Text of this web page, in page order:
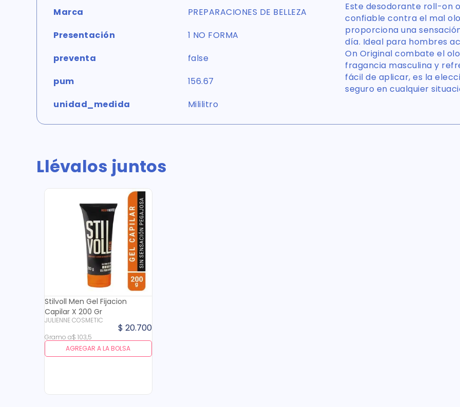
Marca
PREPARACIONES DE BELLEZA
Presentación
1 NO FORMA
preventa
false
pum
156.67
unidad_medida
Mililitro
Este desodorante roll-on
confiable contra el mal
proporciona una
día. Ideal para hombres
On Original combate el
fragancia masculina y
fácil de aplicar, es la
seguro en cualquier
Llévalos juntos
Stilvoll Men Gel Fijacion
Capilar X 200 Gr
JULIENNE COSMETIC
$ 20.700
Gramo a$ 103,5
AGREGAR A LA BOLSA